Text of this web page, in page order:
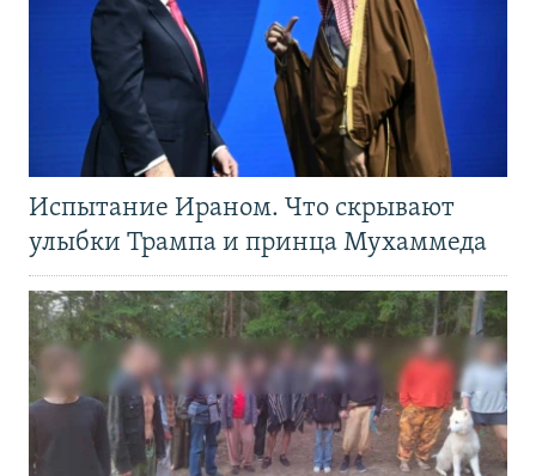
Испытание Ираном. Что скрывают
улыбки Трампа и принца Мухаммеда